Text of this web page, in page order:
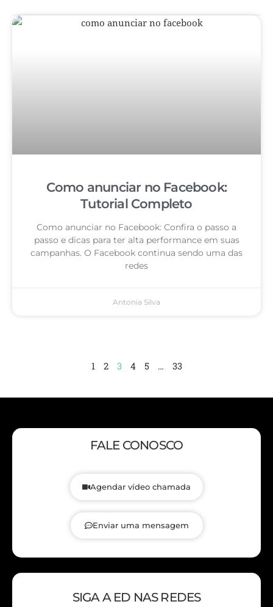
Como anunciar no Facebook:
Tutorial Completo
Como anunciar no Facebook: Confira o passo a
passo e dicas para ter alta performance em suas
campanhas. O Facebook continua sendo uma das
redes
Antonia Silva
1 2 3 4 5 … 33
FALE CONOSCO
Agendar vídeo chamada
Enviar uma mensagem
SIGA A ED NAS REDES